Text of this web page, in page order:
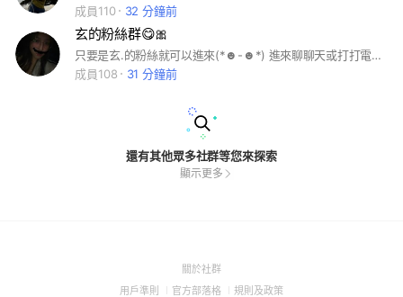
成員110
32 分鐘前
玄的粉絲群😋🎀
只要是玄.的粉絲就可以進來(*☻-☻*) 進來聊聊天或打打電話(o^^o) 不認識我的話不要進來喔～:-D
成員108
31 分鐘前
還有其他眾多社群等您來探索
顯示更多
關於社群(Open
用戶準則 (Open
官方部落格 (Open
規則及政策(Open